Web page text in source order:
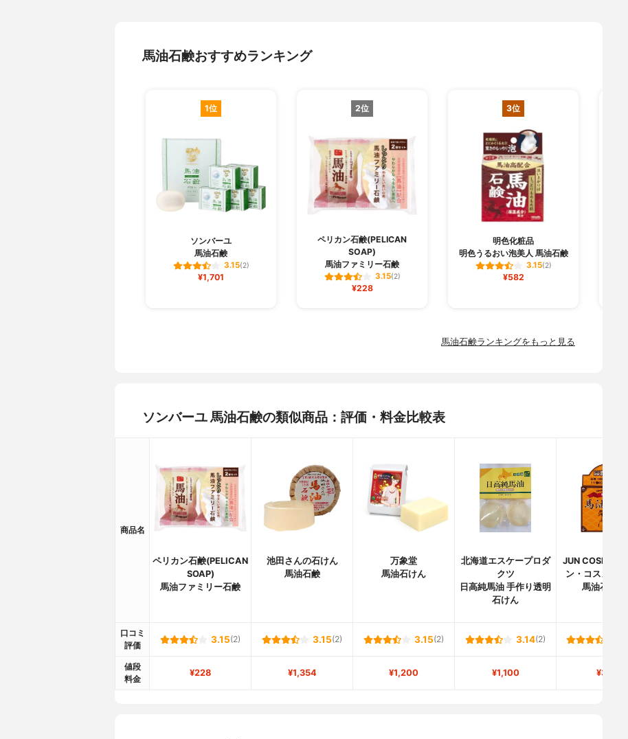
馬油石鹸おすすめランキング
1位
ソンバーユ
馬油石鹸
3.15(2)
¥1,701
2位
ペリカン石鹸(PELICAN
SOAP)
馬油ファミリー石鹸
3.15(2)
¥228
3位
明色化粧品
明色うるおい泡美人 馬油石鹸
3.15(2)
¥582
馬油石鹸ランキングをもっと見る
ソンバーユ 馬油石鹸の類似商品：評価・料金比較表
商品名
ペリカン石鹸(PELICAN
SOAP)
馬油ファミリー石鹸
池田さんの石けん
馬油石鹸
万象堂
馬油石けん
北海道エスケープロダ
クツ
日高純馬油 手作り透明
石けん
JUN
ン・コスメティ
馬油石けんN
口コミ
評価
3.15(2) 3.15(2) 3.15(2) 3.14(2)
値段
料金
¥228 ¥1,354 ¥1,200 ¥1,100 ¥358